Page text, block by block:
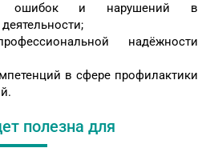
ошибок и нарушений в
надёжности
в сфере профилактики
полезна для